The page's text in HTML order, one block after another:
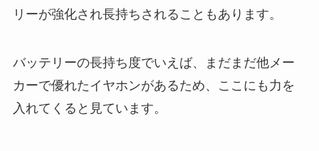
リーが強化され長持ちされることもあります。
バッテリーの長持ち度でいえば、まだまだ他メー
カーで優れたイヤホンがあるため、ここにも力を
入れてくると見ています。